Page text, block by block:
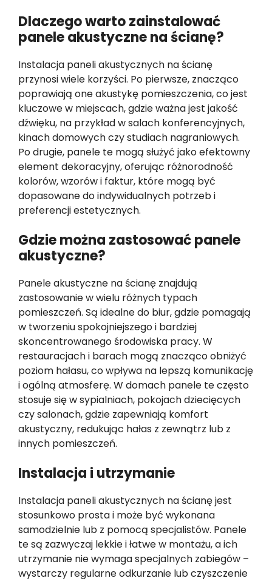
Dlaczego warto zainstalować
panele akustyczne na ścianę?
Instalacja paneli akustycznych na ścianę
przynosi wiele korzyści. Po pierwsze, znacząco
poprawiają one akustykę pomieszczenia, co jest
kluczowe w miejscach, gdzie ważna jest jakość
dźwięku, na przykład w salach konferencyjnych,
kinach domowych czy studiach nagraniowych.
Po drugie, panele te mogą służyć jako efektowny
element dekoracyjny, oferując różnorodność
kolorów, wzorów i faktur, które mogą być
dopasowane do indywidualnych potrzeb i
preferencji estetycznych.
Gdzie można zastosować panele
akustyczne?
Panele akustyczne na ścianę znajdują
zastosowanie w wielu różnych typach
pomieszczeń. Są idealne do biur, gdzie pomagają
w tworzeniu spokojniejszego i bardziej
skoncentrowanego środowiska pracy. W
restauracjach i barach mogą znacząco obniżyć
poziom hałasu, co wpływa na lepszą komunikację
i ogólną atmosferę. W domach panele te często
stosuje się w sypialniach, pokojach dziecięcych
czy salonach, gdzie zapewniają komfort
akustyczny, redukując hałas z zewnątrz lub z
innych pomieszczeń.
Instalacja i utrzymanie
Instalacja paneli akustycznych na ścianę jest
stosunkowo prosta i może być wykonana
samodzielnie lub z pomocą specjalistów. Panele
te są zazwyczaj lekkie i łatwe w montażu, a ich
utrzymanie nie wymaga specjalnych zabiegów –
wystarczy regularne odkurzanie lub czyszczenie